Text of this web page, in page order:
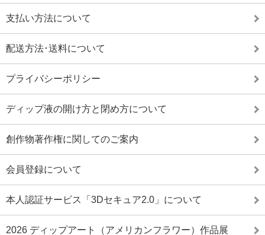
支払い方法について
配送方法･送料について
プライバシーポリシー
ディップ液の開け方と閉め方について
創作物著作権に関してのご案内
会員登録について
本人認証サービス「3Dセキュア2.0」について
2026 ディップアート（アメリカンフラワー）作品展